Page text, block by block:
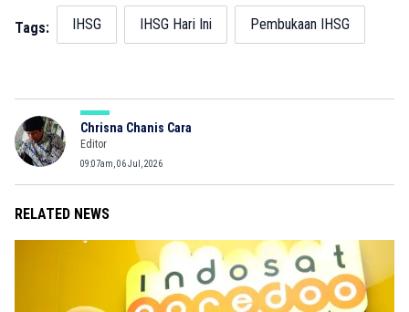
Tags: IHSG IHSG Hari Ini Pembukaan IHSG
Chrisna Chanis Cara
Editor
09:07am, 06 Jul, 2026
RELATED NEWS